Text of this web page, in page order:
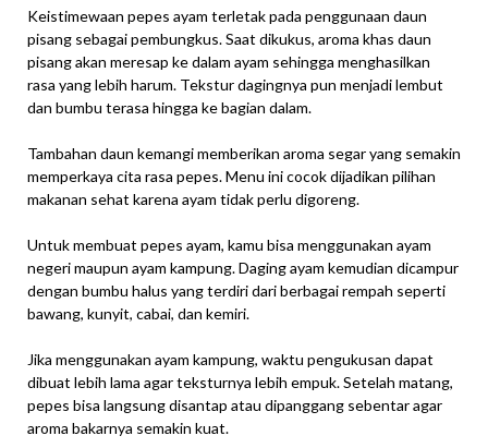
Keistimewaan pepes ayam terletak pada penggunaan daun
pisang sebagai pembungkus. Saat dikukus, aroma khas daun
pisang akan meresap ke dalam ayam sehingga menghasilkan
rasa yang lebih harum. Tekstur dagingnya pun menjadi lembut
dan bumbu terasa hingga ke bagian dalam.
Tambahan daun kemangi memberikan aroma segar yang semakin
memperkaya cita rasa pepes. Menu ini cocok dijadikan pilihan
makanan sehat karena ayam tidak perlu digoreng.
Untuk membuat pepes ayam, kamu bisa menggunakan ayam
negeri maupun ayam kampung. Daging ayam kemudian dicampur
dengan bumbu halus yang terdiri dari berbagai rempah seperti
bawang, kunyit, cabai, dan kemiri.
Jika menggunakan ayam kampung, waktu pengukusan dapat
dibuat lebih lama agar teksturnya lebih empuk. Setelah matang,
pepes bisa langsung disantap atau dipanggang sebentar agar
aroma bakarnya semakin kuat.